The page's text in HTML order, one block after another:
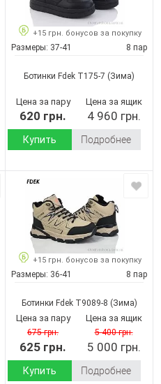
+15 грн. бонусов за покупку
Размеры: 37-41 8 пар
Ботинки Fdek T175-7 (Зима)
Цена за пару
620 грн.
Цена за ящик
4 960 грн.
Купить Подробнее
+15 грн. бонусов за покупку
Размеры: 36-41 8 пар
Ботинки Fdek T9089-8 (Зима)
Цена за пару
675 грн.
625 грн.
Цена за ящик
5 400 грн.
5 000 грн.
Купить Подробнее